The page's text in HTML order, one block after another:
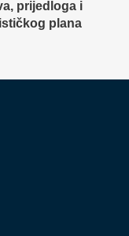
prijedloga i
plana